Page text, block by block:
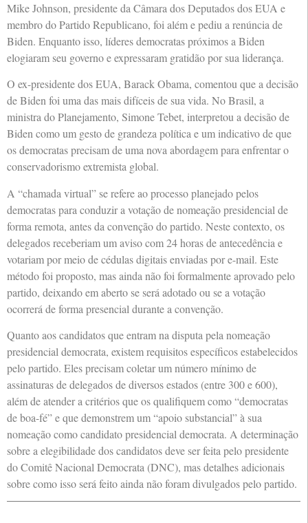
Mike Johnson, presidente da Câmara dos Deputados dos EUA e
membro do Partido Republicano, foi além e pediu a renúncia de
Biden. Enquanto isso, líderes democratas próximos a Biden
elogiaram seu governo e expressaram gratidão por sua liderança.
O ex-presidente dos EUA, Barack Obama, comentou que a decisão
de Biden foi uma das mais difíceis de sua vida. No Brasil, a
ministra do Planejamento, Simone Tebet, interpretou a decisão de
Biden como um gesto de grandeza política e um indicativo de que
os democratas precisam de uma nova abordagem para enfrentar o
conservadorismo extremista global.
A “chamada virtual” se refere ao processo planejado pelos
democratas para conduzir a votação de nomeação presidencial de
forma remota, antes da convenção do partido. Neste contexto, os
delegados receberiam um aviso com 24 horas de antecedência e
votariam por meio de cédulas digitais enviadas por e-mail. Este
método foi proposto, mas ainda não foi formalmente aprovado pelo
partido, deixando em aberto se será adotado ou se a votação
ocorrerá de forma presencial durante a convenção.
Quanto aos candidatos que entram na disputa pela nomeação
presidencial democrata, existem requisitos específicos estabelecidos
pelo partido. Eles precisam coletar um número mínimo de
assinaturas de delegados de diversos estados (entre 300 e 600),
além de atender a critérios que os qualifiquem como “democratas
de boa-fé” e que demonstrem um “apoio substancial” à sua
nomeação como candidato presidencial democrata. A determinação
sobre a elegibilidade dos candidatos deve ser feita pelo presidente
do Comitê Nacional Democrata (DNC), mas detalhes adicionais
sobre como isso será feito ainda não foram divulgados pelo partido.